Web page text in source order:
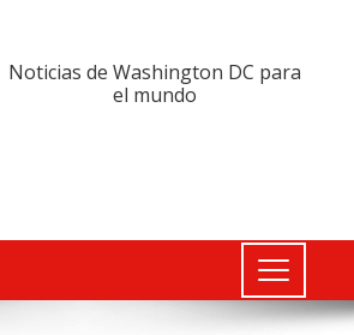
Noticias de Washington DC para
el mundo